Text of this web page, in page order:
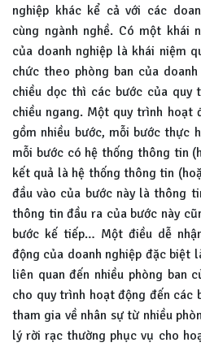
nghiệp khác kể cả với các
cùng ngành nghề. Có một khái
của doanh nghiệp là khái niệm
chức theo phòng ban của
chiều dọc thì các bước của
chiều ngang. Một quy trình hoạt
gồm nhiều bước, mỗi bước thực
mỗi bước có hệ thống thông tin
kết quả là hệ thống thông tin
đầu vào của bước này là thông
thông tin đầu ra của bước này
bước kế tiếp… Một điều dễ
động của doanh nghiệp đặc biệt
liên quan đến nhiều phòng ban
cho quy trình hoạt động đến các
tham gia về nhân sự từ nhiều
lý rời rạc thường phục vụ cho